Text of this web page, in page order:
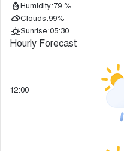
Humidity:79 %
Clouds:99%
Sunrise:05:30
Hourly Forecast
12:00